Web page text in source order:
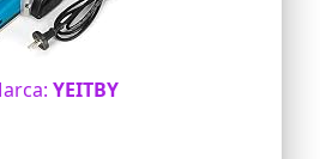
YEITBY